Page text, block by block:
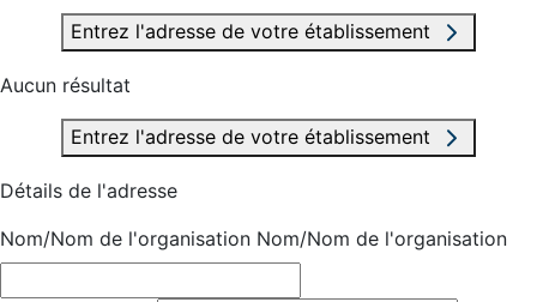
Entrez l'adresse de votre établissement
Aucun résultat
Entrez l'adresse de votre établissement
Détails de l'adresse
Nom/Nom de l'organisation Nom/Nom de l'organisation